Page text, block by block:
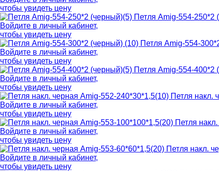
чтобы увидеть цену
Петля Amig-554-250*2
Войдите в личный кабинет,
чтобы увидеть цену
Петля Amig-554-
Войдите в личный кабинет,
чтобы увидеть цену
Петля Amig-554-400*2
Войдите в личный кабинет,
чтобы увидеть цену
Петля накл.
Войдите в личный кабинет,
чтобы увидеть цену
Петля
Войдите в личный кабинет,
чтобы увидеть цену
Петля накл.
Войдите в личный кабинет,
чтобы увидеть цену